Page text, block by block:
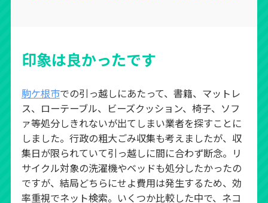
印象は良かったです
駒ケ根市での引っ越しにあたって、書籍、マットレ
ス、ローテーブル、ビーズクッション、椅子、ソフ
ァ等処分しきれないが出てしまい業者を探すことに
しました。行政の粗大ごみ収集も考えましたが、収
集日が限られていて引っ越しに間に合わず断念。リ
サイクル対象の洗濯機やベッドも処分したかったの
ですが、結局どちらにせよ費用は発生するため、効
率重視でネット検索。いくつか比較した中で、ネコ